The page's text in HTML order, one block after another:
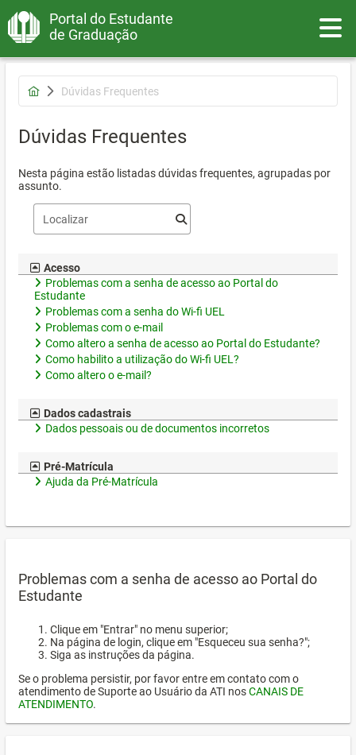
Portal do Estudante
de Graduação
Dúvidas Frequentes
Dúvidas Frequentes
Nesta página estão listadas dúvidas frequentes, agrupadas por
assunto.
Acesso
Problemas com a senha de acesso ao Portal do
Estudante
Problemas com a senha do Wi-fi UEL
Problemas com o e-mail
Como altero a senha de acesso ao Portal do Estudante?
Como habilito a utilização do Wi-fi UEL?
Como altero o e-mail?
Dados cadastrais
Dados pessoais ou de documentos incorretos
Pré-Matrícula
Ajuda da Pré-Matrícula
Problemas com a senha de acesso ao Portal do
Estudante
Clique em "Entrar" no menu superior;
Na página de login, clique em "Esqueceu sua senha?";
Siga as instruções da página.
Se o problema persistir, por favor entre em contato com o
atendimento de Suporte ao Usuário da ATI nosCANAIS DE
ATENDIMENTO.